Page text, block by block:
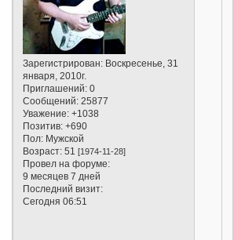
Зарегистрирован: Воскресенье, 31
января, 2010г.
Приглашений: 0
Сообщений: 25877
Уважение: +1038
Позитив: +690
Пол: Мужской
Возраст: 51[1974-11-28]
Провел на форуме:
9 месяцев 7 дней
Последний визит:
Сегодня 06:51